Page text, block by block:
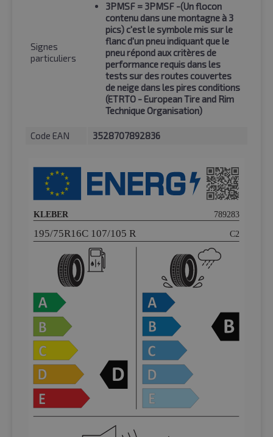
Signes
particuliers
3PMSF = 3PMSF -(Un flocon
contenu dans une montagne à 3
pics) c'est le symbole mis sur le
flanc d'un pneu indiquant que le
pneu répond aux critères de
performance requis dans les
tests sur des routes couvertes
de neige dans les pires conditions
(ETRTO - European Tire and Rim
Technique Organisation)
Code EAN 3528707892836